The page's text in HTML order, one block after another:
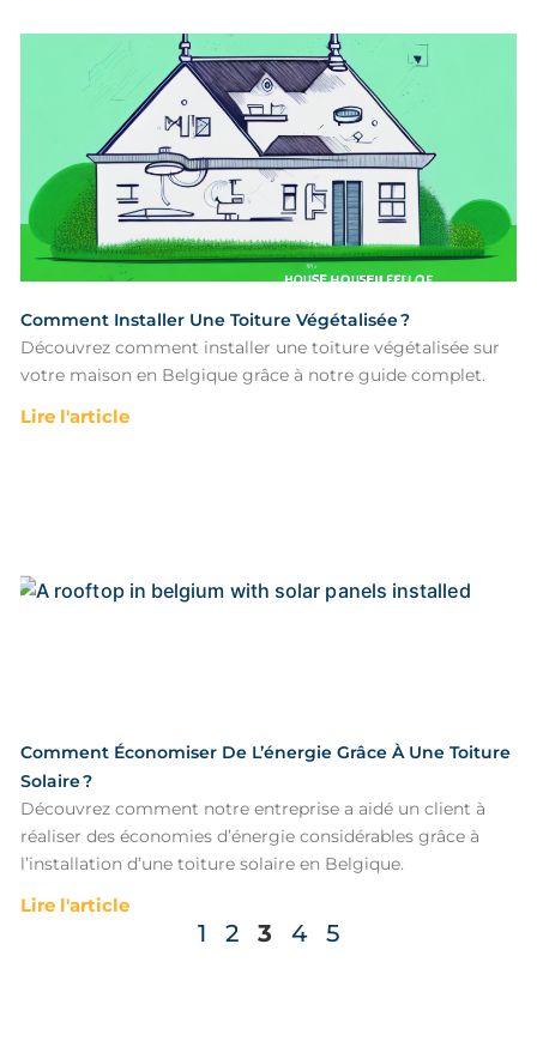
Comment Installer Une Toiture Végétalisée ?
Découvrez comment installer une toiture végétalisée sur
votre maison en Belgique grâce à notre guide complet.
Lire l'article
Comment Économiser De L’énergie Grâce À Une Toiture
Solaire ?
Découvrez comment notre entreprise a aidé un client à
réaliser des économies d’énergie considérables grâce à
l’installation d’une toiture solaire en Belgique.
Lire l'article
1 2 3 4 5